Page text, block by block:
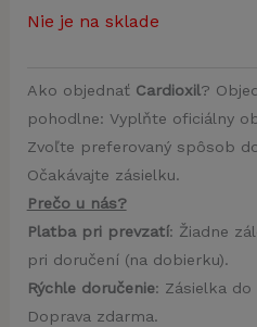
Nie je na sklade
Ako objednať Cardioxil?
pohodlne: Vyplňte oficiálny
Zvoľte preferovaný spôsob
Očakávajte zásielku.
Prečo u nás?
Platba pri prevzatí: Žiadne
pri doručení (na dobierku).
Rýchle doručenie: Zásielka do
Doprava zdarma.